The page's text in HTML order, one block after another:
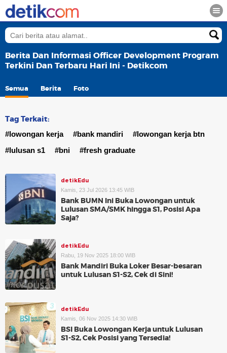
Berita Dan Informasi Officer Development Program
Terkini Dan Terbaru Hari Ini - Detikcom
Semua Berita Foto
Tag Terkait:
#lowongan kerja #bank mandiri
#lowongan kerja btn
#lulusan s1
#bni #fresh graduate
detikEdu
Kamis, 23 Jul 2026 13:45 WIB
Bank BUMN Ini Buka Lowongan untuk
Lulusan SMA/SMK hingga S1, Posisi Apa
Saja?
detikEdu
Rabu, 19 Nov 2025 18:00 WIB
Bank Mandiri Buka Loker Besar-besaran
untuk Lulusan S1-S2, Cek di Sini!
detikEdu
Kamis, 06 Nov 2025 14:30 WIB
BSI Buka Lowongan Kerja untuk Lulusan
S1-S2, Cek Posisi yang Tersedia!